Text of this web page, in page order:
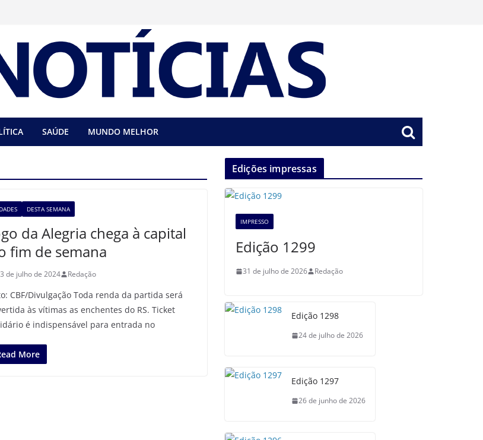
SAÚDE MUNDO MELHOR
DESTA SEMANA
da Alegria chega à capital
fim de semana
de julho de 2024 Redação
CBF/Divulgação Toda renda da partida será
às vítimas as enchentes do RS. Ticket
é indispensável para entrada no
More
Edições impressas
IMPRESSO
Edição 1299
31 de julho de 2026 Redação
Edição 1298
24 de julho de 2026
Edição 1297
26 de junho de 2026